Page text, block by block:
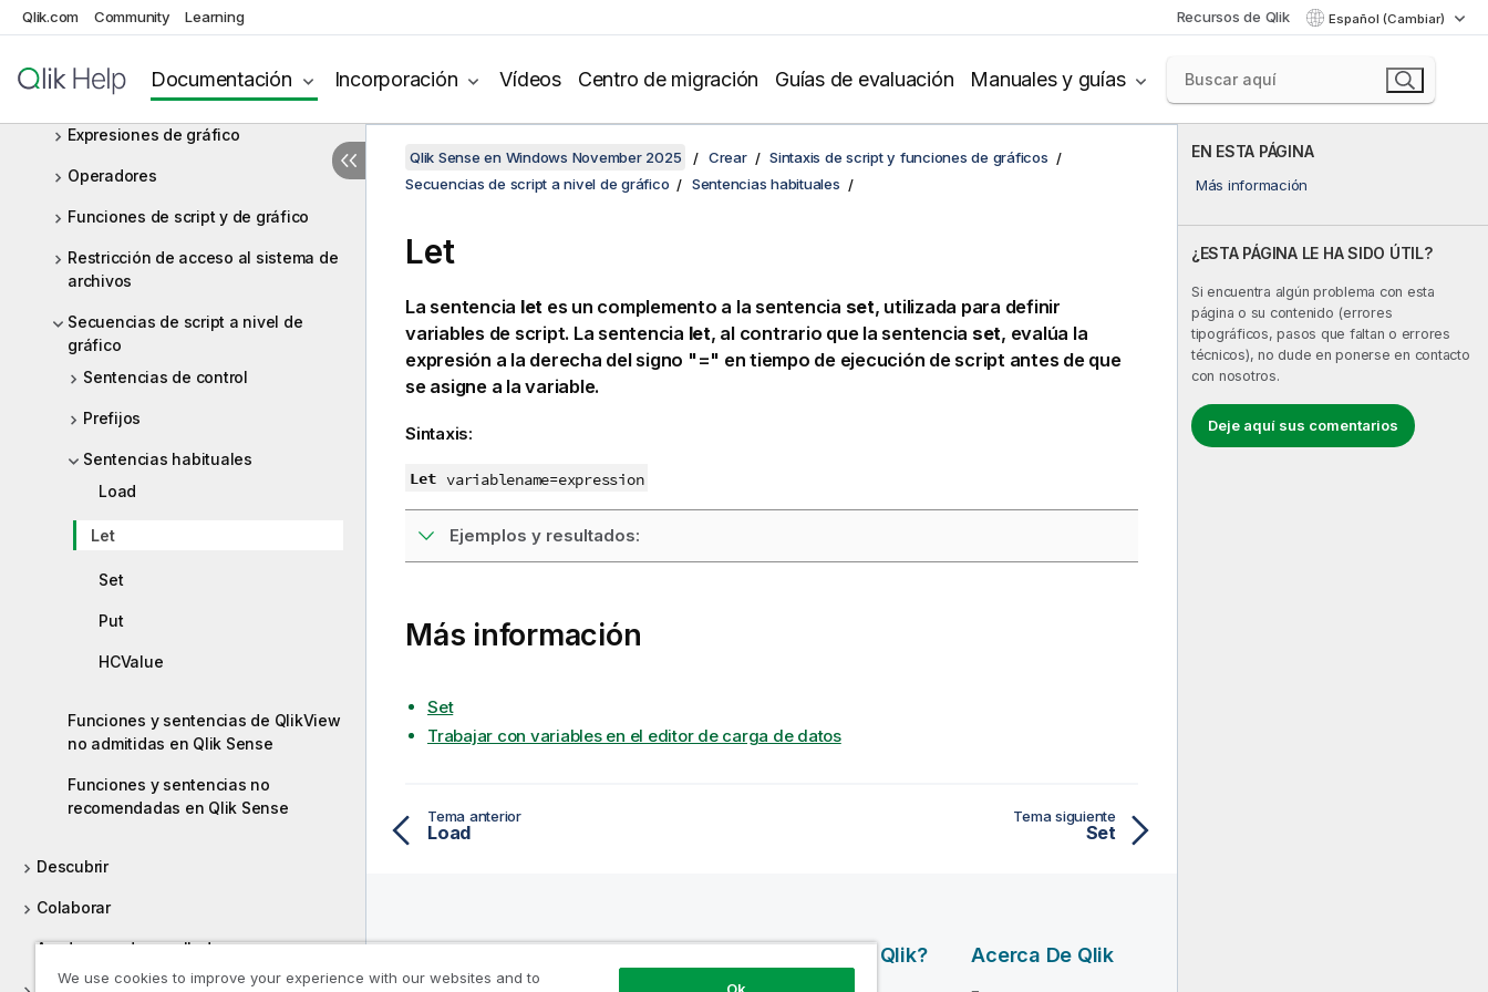
Qlik.com Community Learning Recursos de Qlik Español (Cambiar)
Documentación Incorporación Vídeos Centro de migración Guías de evaluación Manuales y guías
Trabajar con variables en el editor
Expresiones de script
Expresiones de gráfico
Operadores
Funciones de script y de gráfico
Restricción de acceso al sistema de
archivos
Secuencias de script a nivel de
gráfico
Sentencias de control
Prefijos
Sentencias habituales
Load
Let
Set
Put
HCValue
Funciones y sentencias de QlikView
no admitidas en Qlik Sense
Funciones y sentencias no
recomendadas en Qlik Sense
Descubrir
Colaborar
Ayuda para desarrolladores
EN ESTA PÁGINA
Más información
¿ESTA PÁGINA LE HA SIDO ÚTIL?
Si encuentra algún problema con esta
página o su contenido (errores
tipográficos, pasos que faltan o errores
técnicos), no dude en ponerse en contacto
con nosotros.
Deje aquí sus comentarios
Qlik Sense en Windows November 2025 Crear
Sintaxis de script y funciones de gráficos
Secuencias de script a nivel de gráfico
Sentencias habituales
Let
La sentencia let es un complemento a la sentencia set, utilizada para definir
variables de script. La sentencia let, al contrario que la sentencia set, evalúa la
expresión a la derecha del signo "=" en tiempo de ejecución de script antes de que
se asigne a la variable.
Sintaxis:
Let variablename=expression
Ejemplos y resultados:
Más información
Set
Trabajar con variables en el editor de carga de datos
Tema anterior
Load
Tema siguiente
Set
Ayuda
¿Por Qué Qlik? Acerca De Qlik
We use cookies to improve your experience with our websites and to